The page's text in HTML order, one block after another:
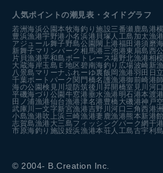
人気ポイントの潮見表・タイドグラフ
若洲海浜公園本牧海釣り施設三番瀬 鹿島港
豊浜漁港宇野港小名浜港 貝塚人工島 加太漁港
アジュール舞子野島公園 閖上港福田港須磨
新舞子マリンパーク 相馬港 三池港東扇島西
片貝漁港平和島ボートレース場野北漁港相
大蔵海岸玉島Ｅ地区 碧南海釣り広場波崎新
八景島マリーナふれーゆ裏飯岡漁港羽田 日
千葉ポートパーク 関門橋名護漁港御前崎港
海の公園検見川堤防筑後川昇開橋室見川河
平磯海づり公園 牛窓港垂水漁港 明石港本渡
田ノ浦漁港仙台漁港津名港 豊橋 大磯港神戸
武庫川一文字新宮漁港吉野川河口 三角西港
小島漁港吹上浜三崎漁港妻鹿漁港熊本新港
志賀島漁港 大三島フィッシングパーク網干港
市原海釣り施設姪浜漁港本荘人工島古宇利
© 2004- B.Creation Inc.